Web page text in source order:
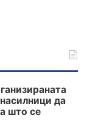
да
што се